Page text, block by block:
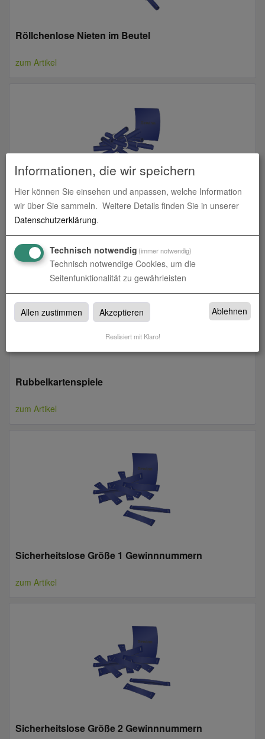
Röllchenlose Nieten im Beutel
zum Artikel
Röllchenlose weiß Gewinnnummern
zum Artikel
Rubbelkartenspiele
zum Artikel
Sicherheitslose Größe 1 Gewinnnummern
zum Artikel
Sicherheitslose Größe 2 Gewinnnummern
Informationen, die wir speichern
Hier können Sie einsehen und anpassen, welche Information
wir über Sie sammeln. Weitere Details finden Sie in unserer
Datenschutzerklärung.
Technisch notwendig (immer notwendig)
Technisch notwendige Cookies, um die
Seitenfunktionalität zu gewährleisten
Allen zustimmen Akzeptieren Ablehnen
Realisiert mit Klaro!